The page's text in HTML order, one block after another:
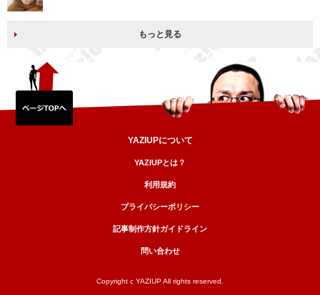
もっと見る
YAZIUPについて
YAZIUPとは？
利用規約
プライバシーポリシー
記事制作方針ガイドライン
問い合わせ
Copyright c YAZIUP All rights reserved.